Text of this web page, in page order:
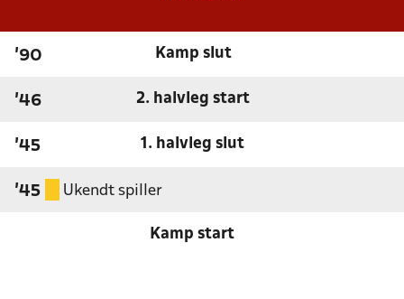
'90 Kamp slut
'46 2. halvleg start
'45 1. halvleg slut
'45 Ukendt spiller
Kamp start